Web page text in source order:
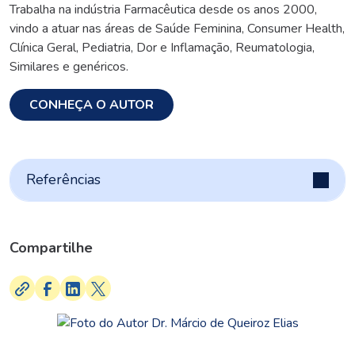
Trabalha na indústria Farmacêutica desde os anos 2000,
vindo a atuar nas áreas de Saúde Feminina, Consumer Health,
Clínica Geral, Pediatria, Dor e Inflamação, Reumatologia,
Similares e genéricos.
CONHEÇA O AUTOR
Referências
Compartilhe